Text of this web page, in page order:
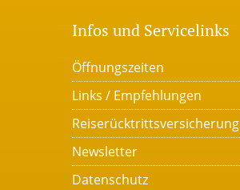
Infos und Servicelinks
Öffnungszeiten
Links / Empfehlungen
Reiserücktrittsversicherung
Newsletter
Datenschutz